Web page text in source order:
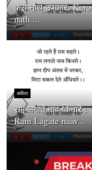
करो नाथ उपकार: Karo
nath....
कविता
राम लगाते नाव किनारे :
Ram Lagate naav...